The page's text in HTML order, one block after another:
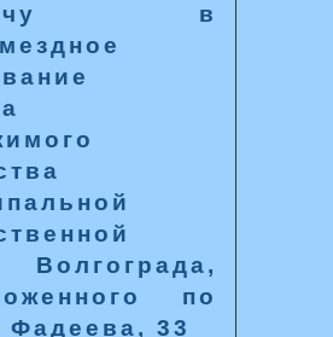
в
Волгограда,
по
33